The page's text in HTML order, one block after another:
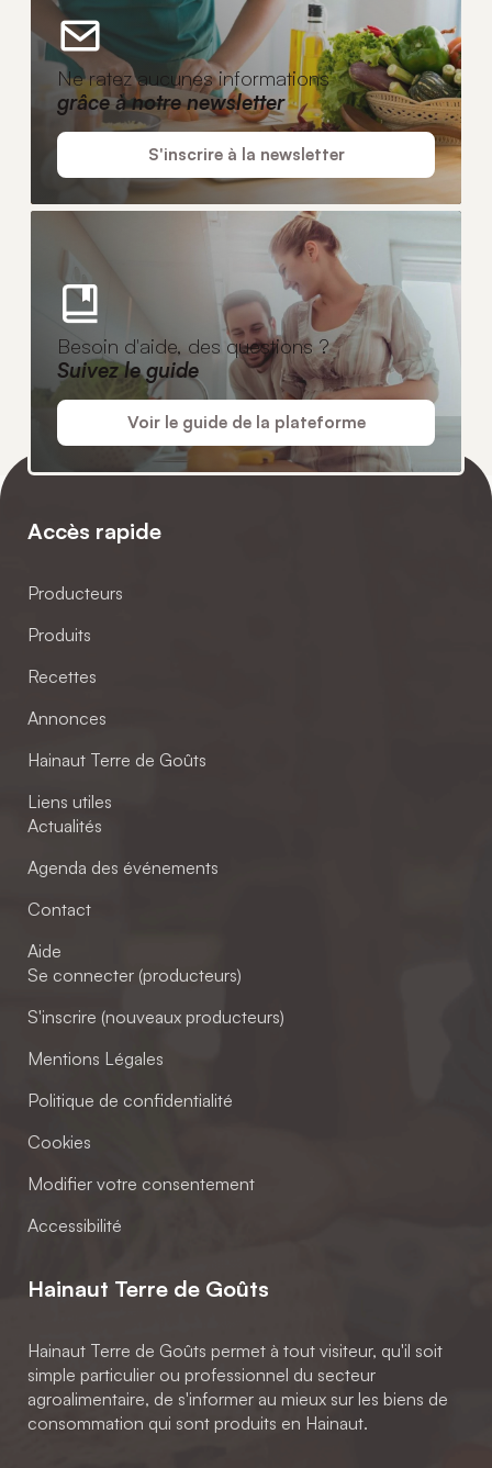
Ne ratez aucunes informations
grâce à notre newsletter
S'inscrire à la newsletter
Besoin d'aide, des questions ?
Suivez le guide
Voir le guide de la plateforme
Accès rapide
Producteurs
Produits
Recettes
Annonces
Hainaut Terre de Goûts
Liens utiles
Actualités
Agenda des événements
Contact
Aide
Se connecter (producteurs)
S'inscrire (nouveaux producteurs)
Mentions Légales
Politique de confidentialité
Cookies
Modifier votre consentement
Accessibilité
Hainaut Terre de Goûts
Hainaut Terre de Goûts permet à tout visiteur, qu'il soit
simple particulier ou professionnel du secteur
agroalimentaire, de s'informer au mieux sur les biens de
consommation qui sont produits en Hainaut.